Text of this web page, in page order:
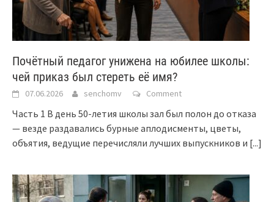
Почётный педагог унижена на юбилее школы:
чей приказ был стереть её имя?
07.06.2026 senchomv Comment
Часть 1 В день 50-летия школы зал был полон до отказа
— везде раздавались бурные аплодисменты, цветы,
объятия, ведущие перечисляли лучших выпускников и [...]